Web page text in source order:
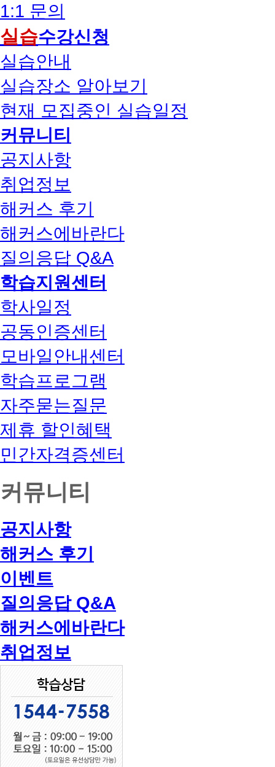
1:1 문의
실습수강신청
실습안내
실습장소 알아보기
현재 모집중인 실습일정
커뮤니티
공지사항
취업정보
해커스 후기
해커스에바란다
질의응답 Q&A
학습지원센터
학사일정
공동인증센터
모바일안내센터
학습프로그램
자주묻는질문
제휴 할인혜택
민간자격증센터
커뮤니티
공지사항
해커스 후기
이벤트
질의응답 Q&A
해커스에바란다
취업정보